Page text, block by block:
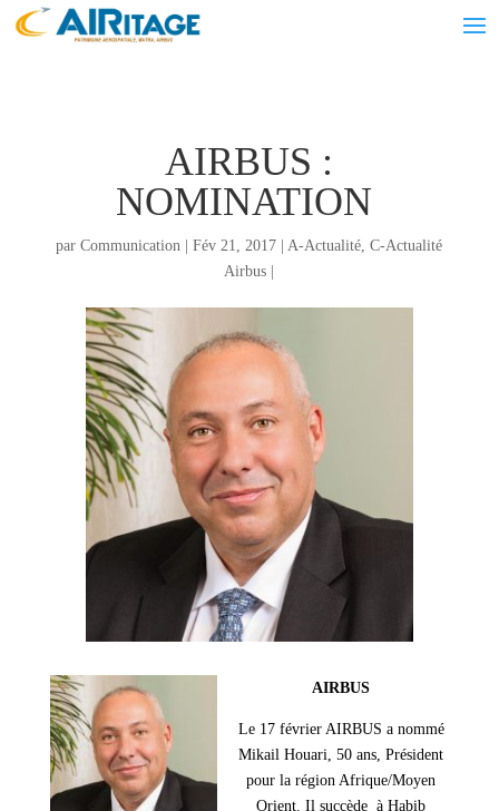
AIRBUS :
NOMINATION
parCommunication |Fév 21, 2017 |A-Actualité,C-Actualité
Airbus
AIRBUS
Le 17 février AIRBUS a nommé
Mikail Houari, 50 ans, Président
pour la région Afrique/Moyen
Orient. Il succède à Habib